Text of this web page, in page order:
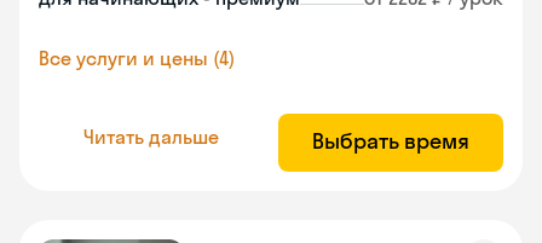
Все услуги и цены (4)
Читать дальше Выбрать время